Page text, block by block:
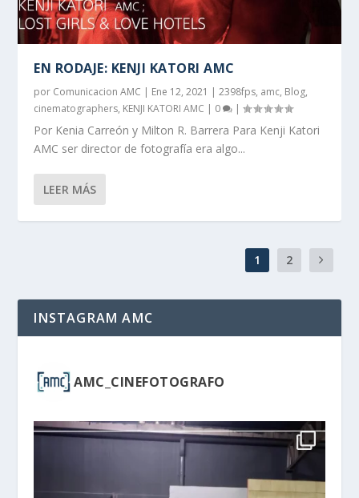
EN RODAJE: KENJI KATORI AMC
por Comunicacion AMC | Ene 12, 2021 |2398fps, amc, Blog,
cinematographers, KENJI KATORI AMC | 0 |
Por Kenia Carreón y Milton R. Barrera Para Kenji Katori
AMC ser director de fotografía era algo...
LEER MÁS
1 2
INSTAGRAM AMC
AMC_CINEFOTOGRAFO